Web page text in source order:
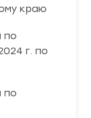
краю
по
г. по
по